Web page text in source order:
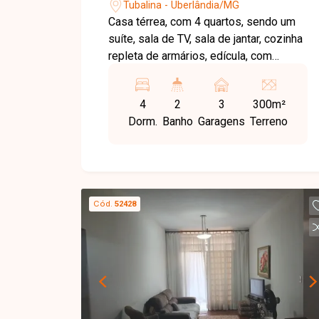
Tubalina - Uberlândia/MG
Casa térrea, com 4 quartos, sendo um
suíte, sala de TV, sala de jantar, cozinha
repleta de armários, edícula, com
1 banheiro social e outro na área de
laser. Garagem pra 3 carros. Terreno
300 m². Área construída 220 m². Cerca
4
Dorm.
2
Banho
3
Garagens
300m²
Terreno
Cód. 52428